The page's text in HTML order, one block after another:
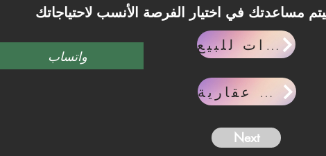
واتساب
وحدات للبيع
مقالات عقارية
Next